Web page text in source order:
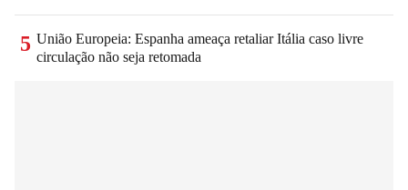
5 União Europeia: Espanha ameaça retaliar Itália caso livre
circulação não seja retomada